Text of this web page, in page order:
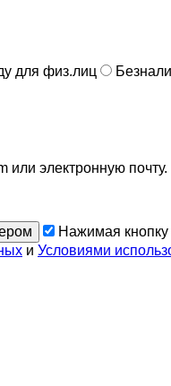
для физ.лиц
или электронную почту.
Нажимая кнопку
и Условиями